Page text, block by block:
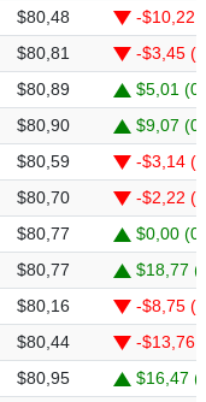
$80,48
-$10,22
$80,81
-$3,45 (-
$80,89
$5,01
$80,90
$9,07
$80,59
-$3,14 (-
$80,70
-$2,22 (-
$80,77
$0,00
$80,77
$18,77
$80,16
-$8,75 (-
$80,44
-$13,76
$80,95
$16,47